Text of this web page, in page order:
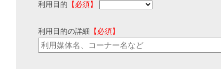
利用目的 【必須】
利用目的の詳細 【必須】